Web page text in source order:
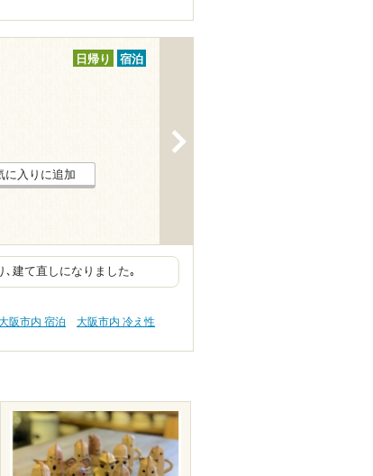
日帰り 宿泊
に入りに追加
建て直しになりました｡
阪市内 宿泊
大阪市内 冷え性